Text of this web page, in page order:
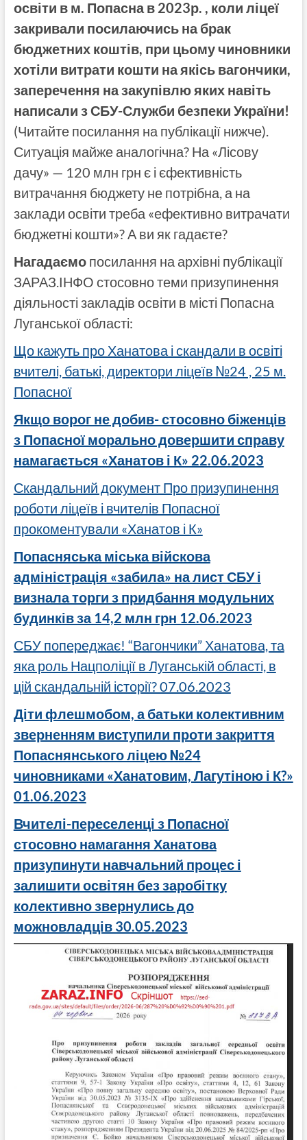
освіти в м. Попасна в 2023р. , коли ліцеї
закривали посилаючись на брак
бюджетних коштів, при цьому чиновники
хотіли витрати кошти на якісь вагончики,
заперечення на закупівлю яких навіть
написали з СБУ-Служби безпеки України!
(Читайте посилання на публікації нижче).
Ситуація майже аналогічна? На «Лісову
дачу» — 120 млн грн є і єфективність
витрачання бюджету не потрібна, а на
заклади освіти треба «ефективно витрачати
бюджетні кошти»? А ви як гадаєте?
Нагадаємо посилання на архівні публікації
ЗАРАЗ.ІНФО стосовно теми призупинення
діяльності закладів освіти в місті Попасна
Луганської області:
Що кажуть про Ханатова і скандали в освіті
вчителі, батькі, директори ліцеїв №24 , 25 м.
Попасної
Якщо ворог не добив- стосовно біженців
з Попасної морально довершити справу
намагається «Ханатов і К» 22.06.2023
Скандальний документ Про призупинення
роботи ліцеїв і вчителів Попасної
прокоментували «Ханатов і К»
Попасняська міська війскова
адміністрація «забила» на лист СБУ і
визнала торги з придбання модульних
будинків за 14,2 млн грн 12.06.2023
СБУ попереджає! “Вагончики” Ханатова, та
яка роль Нацполіції в Луганській області, в
цій скандальній історії? 07.06.2023
Діти флешмобом, а батьки колективним
зверненням виступили проти закриття
Попаснянського ліцею №24
чиновниками «Ханатовим, Лагутіною і К?»
01.06.2023
Вчителі-переселенці з Попасної
стосовно намагання Ханатова
призупинути навчальний процес і
залишити освітян без заробітку
колективно звернулись до
можновладців 30.05.2023